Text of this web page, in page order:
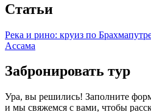
Статьи
Река и рино: круиз по
Ассама
Забронировать тур
Ура, вы решились! Заполните
и мы свяжемся с вами, чтобы